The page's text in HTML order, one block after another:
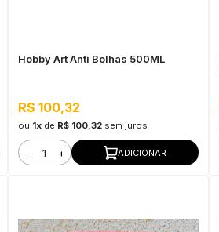
Hobby Art Anti Bolhas 500ML
R$ 100,32
ou 1xde R$ 100,32 sem juros
- + ADICIONAR